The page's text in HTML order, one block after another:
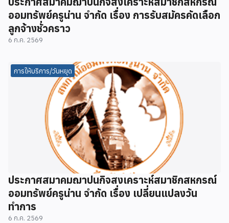
ออมทรัพย์ครูน่าน จำกัด เรื่อง การรับสมัครคัดเลือก
ลูกจ้างชั่วคราว
6 ก.ค. 2569
การให้บริการ/วันหยุด
ประกาศสมาคมฌาปนกิจสงเคราะห์สมาชิกสหกรณ์
ออมทรัพย์ครูน่าน จำกัด เรื่อง เปลี่ยนแปลงวัน
ทำการ
6 ก.ค. 2569